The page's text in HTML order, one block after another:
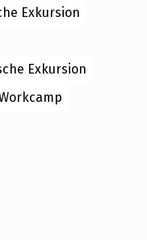
Exkursion
Exkursion